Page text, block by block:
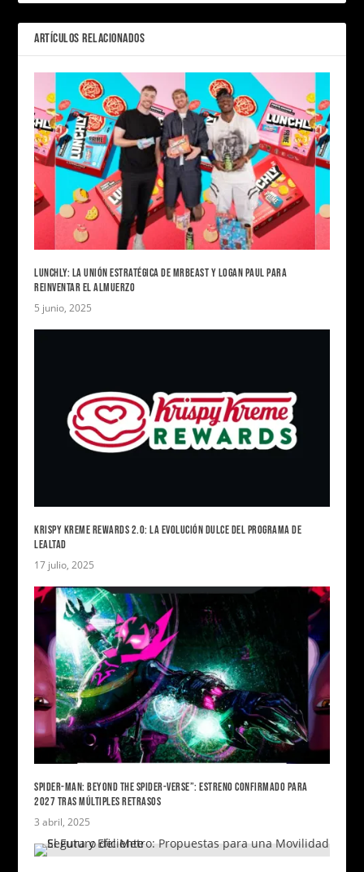
ARTÍCULOS RELACIONADOS
LUNCHLY: LA UNIÓN ESTRATÉGICA DE MRBEAST Y LOGAN PAUL PARA
REINVENTAR EL ALMUERZO
5 junio, 2025
KRISPY KREME REWARDS 2.0: LA EVOLUCIÓN DULCE DEL PROGRAMA DE
LEALTAD
17 julio, 2025
SPIDER-MAN: BEYOND THE SPIDER-VERSE”: ESTRENO CONFIRMADO PARA
2027 TRAS MÚLTIPLES RETRASOS
3 abril, 2025